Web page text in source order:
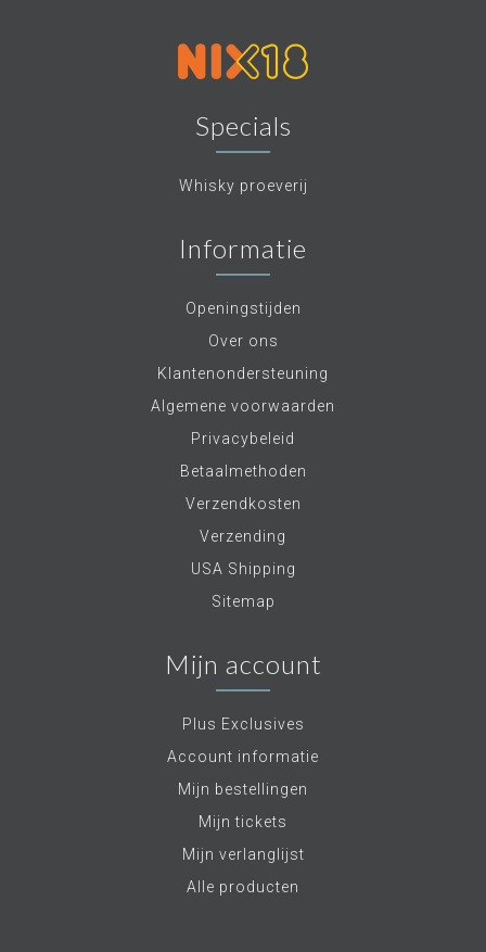
Specials
Whisky proeverij
Informatie
Openingstijden
Over ons
Klantenondersteuning
Algemene voorwaarden
Privacybeleid
Betaalmethoden
Verzendkosten
Verzending
USA Shipping
Sitemap
Mijn account
Plus Exclusives
Account informatie
Mijn bestellingen
Mijn tickets
Mijn verlanglijst
Alle producten